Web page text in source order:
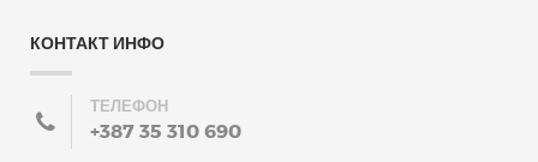
КОНТАКТ ИНФО
ТЕЛЕФОН
+387 35 310 690